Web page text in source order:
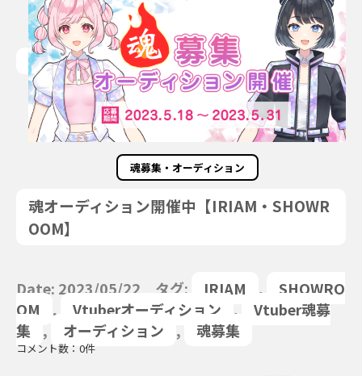
魂募集・オーディション
魂オーディション開催中【IRIAM・SHOWR
OOM】
Date: 2023/05/22 タグ: IRIAM ,
SHOWRO
OM
, Vtuberオーディション ,
Vtuber魂募
集
, オーディション , 魂募集
コメント数：0件